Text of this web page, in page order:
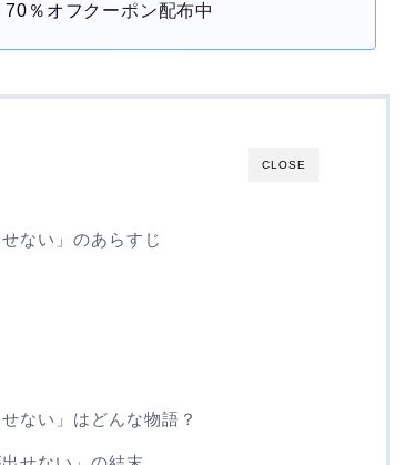
％オフクーポン配布中
CLOSE
ない」のあらすじ
ない」はどんな物語？